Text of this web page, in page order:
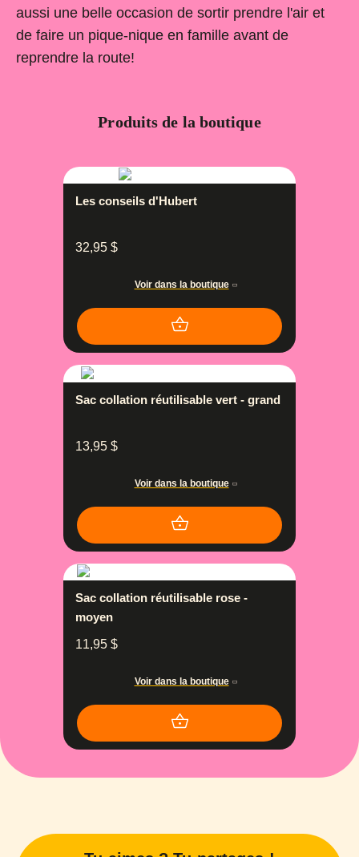
aussi une belle occasion de sortir prendre l'air et
de faire un pique-nique en famille avant de
reprendre la route!
Produits de la boutique
Les conseils d'Hubert
32,95 $
Voir dans la boutique
Sac collation réutilisable vert - grand
13,95 $
Voir dans la boutique
Sac collation réutilisable rose -
moyen
11,95 $
Voir dans la boutique